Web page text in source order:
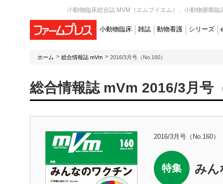
小動物臨床総合誌 MVM（エムブイエム）、小動物腫瘍
小動物臨床 雑誌 動物看護 シリーズ
ホーム 総合情報誌 mVm 2016/3月号（No.160）
総合情報誌 mVm 2016/3月号
2016/3月号（No.160）
特集 みん